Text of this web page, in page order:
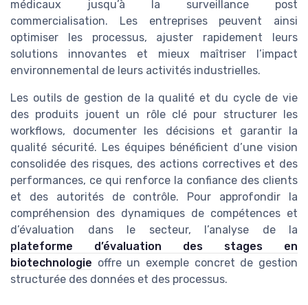
médicaux jusqu’à la surveillance post
commercialisation. Les entreprises peuvent ainsi
optimiser les processus, ajuster rapidement leurs
solutions innovantes et mieux maîtriser l’impact
environnemental de leurs activités industrielles.
Les outils de gestion de la qualité et du cycle de vie
des produits jouent un rôle clé pour structurer les
workflows, documenter les décisions et garantir la
qualité sécurité. Les équipes bénéficient d’une vision
consolidée des risques, des actions correctives et des
performances, ce qui renforce la confiance des clients
et des autorités de contrôle. Pour approfondir la
compréhension des dynamiques de compétences et
d’évaluation dans le secteur, l’analyse de la
plateforme d’évaluation des stages en
biotechnologie offre un exemple concret de gestion
structurée des données et des processus.